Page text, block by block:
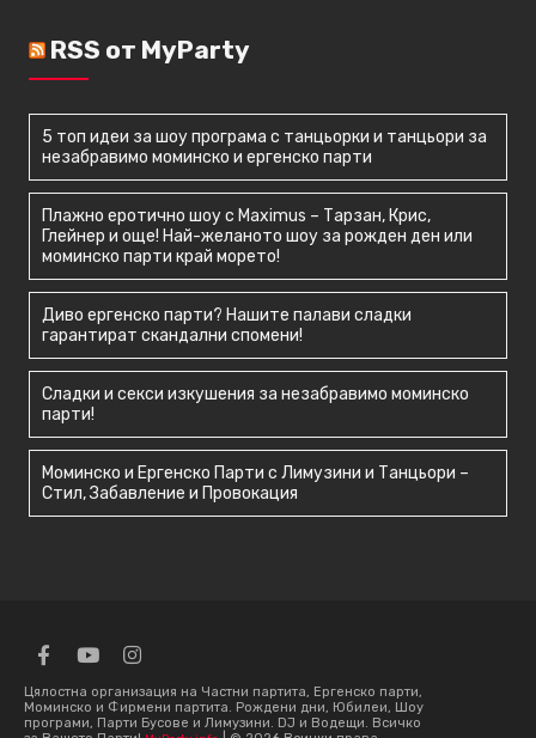
RSS от MyParty
5 топ идеи за шоу програма с танцьорки и танцьори за
незабравимо моминско и ергенско парти
Плажно еротично шоу с Maximus – Тарзан, Крис,
Глейнер и още! Най-желаното шоу за рожден ден или
моминско парти край морето!
Диво ергенско парти? Нашите палави сладки
гарантират скандални спомени!
Сладки и секси изкушения за незабравимо моминско
парти!
Моминско и Ергенско Парти с Лимузини и Танцьори –
Стил, Забавление и Провокация
Цялостна организация на Частни партита, Ергенско парти,
Моминско и Фирмени партита. Рождени дни, Юбилеи, Шоу
програми, Парти Бусове и Лимузини. DJ и Водещи. Всичко